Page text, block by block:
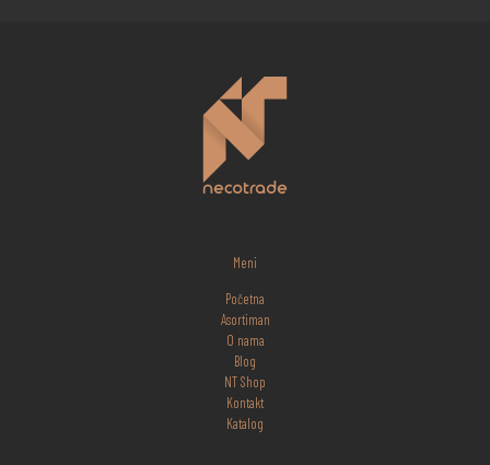
Meni
Početna
Asortiman
O nama
Blog
NT Shop
Kontakt
Katalog